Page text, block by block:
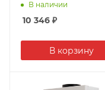
В наличии
10 346 ₽
В корзину